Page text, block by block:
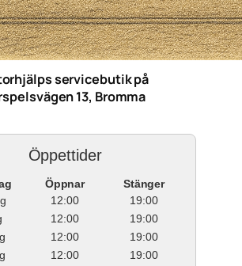
servicebutik på
13, Bromma
Öppettider
Öppnar
Stänger
12:00
19:00
12:00
19:00
12:00
19:00
12:00
19:00